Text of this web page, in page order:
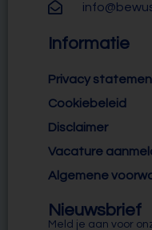
Informatie
Privacy
Cookiebeleid
Disclaimer
Vacature
Algemene
Nieuwsbrief
Meld je aan voor